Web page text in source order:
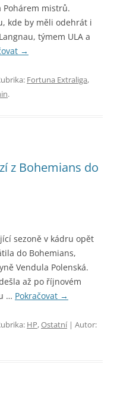
Pohárem mistrů.
kde by měli odehrát i
týmem ULA a
→
Fortuna Extraliga,
.
z Bohemians do
sezoně v kádru opět
do Bohemians,
Vendula Polenská.
až po říjnovém
… Pokračovat →
HP,Ostatní| Autor: